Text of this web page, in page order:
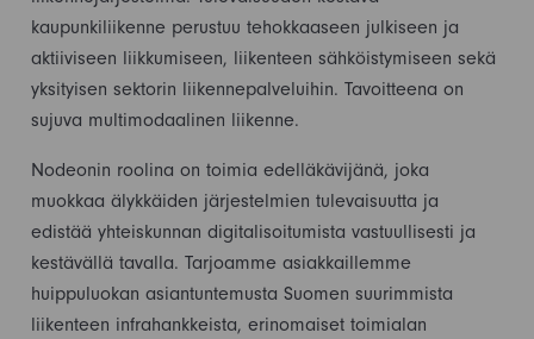
kaupunkiliikenne perustuu tehokkaaseen julkiseen ja
aktiiviseen liikkumiseen, liikenteen sähköistymiseen sekä
yksityisen sektorin liikennepalveluihin. Tavoitteena on
sujuva multimodaalinen liikenne.
Nodeonin roolina on toimia edelläkävijänä, joka
muokkaa älykkäiden järjestelmien tulevaisuutta ja
edistää yhteiskunnan digitalisoitumista vastuullisesti ja
kestävällä tavalla. Tarjoamme asiakkaillemme
huippuluokan asiantuntemusta Suomen suurimmista
liikenteen infrahankkeista, erinomaiset toimialan